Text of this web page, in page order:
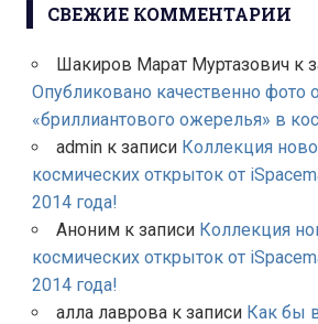
СВЕЖИЕ КОММЕНТАРИИ
Шакиров Марат Муртазовичк
Опубликовано качественно фото
«бриллиантового ожерелья» в
adminк записи Коллекция
космических открыток от
2014 года!
Анонимк записи Коллекция
космических открыток от
2014 года!
алла лавровак записи Как бы